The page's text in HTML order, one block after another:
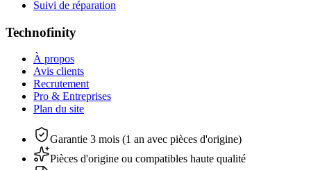
Suivi de réparation
Technofinity
À propos
Avis clients
Recrutement
Pro & Entreprises
Plan du site
Garantie 3 mois (1 an avec pièces d'origine)
Pièces d'origine ou compatibles haute qualité